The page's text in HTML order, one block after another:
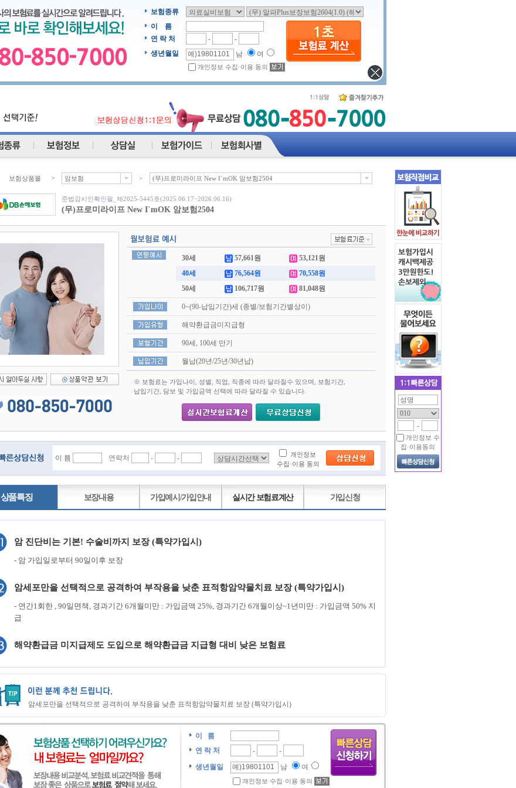
보험종류
이 름
연 락 처
-
-
생년월일
남 여
개인정보 수집·이용 동의
-
개인정보 수
집·이용동의
보험상품몰 > 암보험 > (무)프로미라이프 New I`mOK 암보험2504
준법감시인확인필_제2025-5445호(2025.06.17~2026.06.16)
(무)프로미라이프 New I`mOK 암보험2504
30세 57,661원
53,121원
40세
76,564원
70,558원
50세
106,717원 81,048원
0~(90-납입기간)세 (종별/보험기간별상이)
해약환급금미지급형
90세, 100세 만기
월납(20년/25년/30년납)
※ 보험료는 가입나이, 성별, 직업, 직종에 따라 달라질수 있으며, 보험기간,
납입기간, 담보 및 가입금액 선택에 따라 달라질 수 있습니다.
이 름 연락처 - -
개인정보
수집·이용 동의
상품특징 보장내용 가입예시/가입안내 실시간 보험료계산 가입신청
암 진단비는 기본! 수술비까지 보장 (특약가입시)
- 암 가입일로부터 90일이후 보장
암세포만을 선택적으로 공격하여 부작용을 낮춘 표적항암약물치료 보장 (특약가입시)
- 연간1회한 , 90일면책, 경과기간 6개월미만 : 가입금액 25%, 경과기간 6개월이상~1년미만 : 가입금액 50% 지
급
해약환급금 미지급제도 도입으로 해약환급금 지급형 대비 낮은 보험료
암세포만을 선택적으로 공격하여 부작용을 낮춘 표적항암약물치료 보장 (특약가입시)